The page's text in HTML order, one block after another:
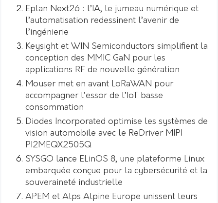
Eplan Next26 : l’IA, le jumeau numérique et
l’automatisation redessinent l’avenir de
l’ingénierie
Keysight et WIN Semiconductors simplifient la
conception des MMIC GaN pour les
applications RF de nouvelle génération
Mouser met en avant LoRaWAN pour
accompagner l’essor de l’IoT basse
consommation
Diodes Incorporated optimise les systèmes de
vision automobile avec le ReDriver MIPI
PI2MEQX2505Q
SYSGO lance ELinOS 8, une plateforme Linux
embarquée conçue pour la cybersécurité et la
souveraineté industrielle
APEM et Alps Alpine Europe unissent leurs